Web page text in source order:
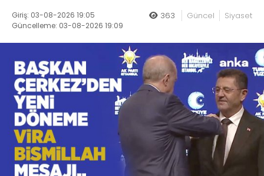
Giriş: 03-08-2026 19:05
Güncelleme: 03-08-2026 19:09
363 Güncel Siyaset